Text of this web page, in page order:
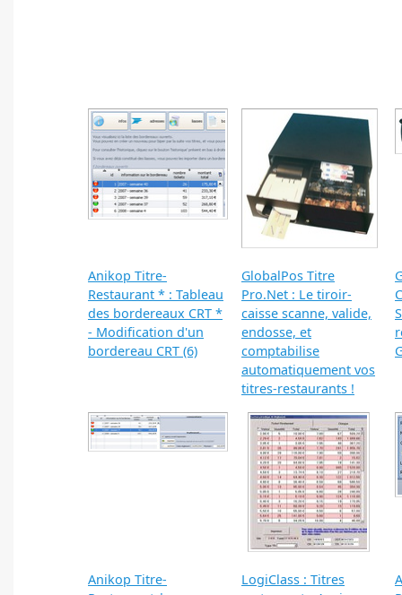
Anikop Titre-
Restaurant * : Tableau
des bordereaux CRT *
- Modification d'un
bordereau CRT (6)
GlobalPos Titre
Pro.Net : Le tiroir-
caisse scanne, valide,
endosse, et
comptabilise
automatiquement vos
titres-restaurants !
Anikop Titre-
LogiClass : Titres